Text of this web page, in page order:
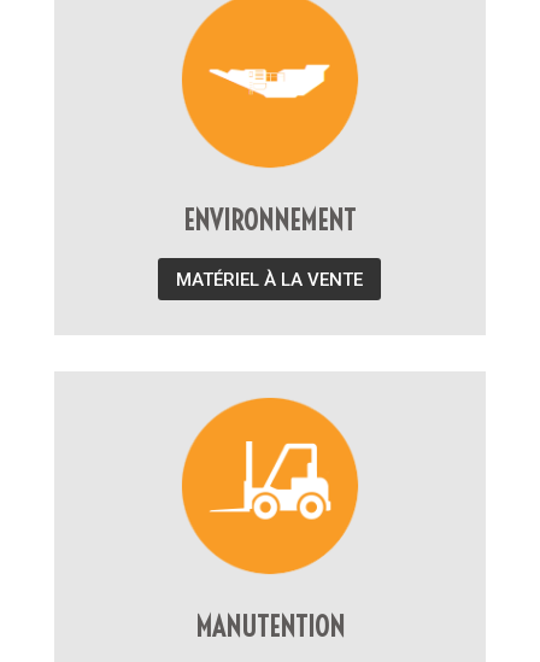
ENVIRONNEMENT
MATÉRIEL À LA VENTE
MANUTENTION